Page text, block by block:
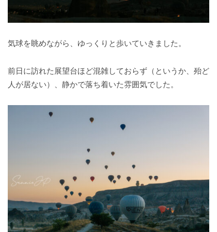
気球を眺めながら、ゆっくりと歩いていきました。
前日に訪れた展望台ほど混雑しておらず（というか、殆ど
人が居ない）、静かで落ち着いた雰囲気でした。